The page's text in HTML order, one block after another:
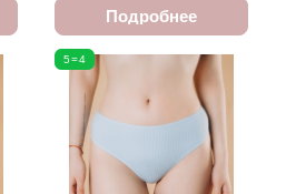
Подробнее
5=4